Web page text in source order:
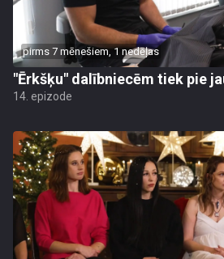
pirms 7 mēnešiem, 1 nedēļas
"Ērkšķu" dalībniecēm tiek pie
14. epizode